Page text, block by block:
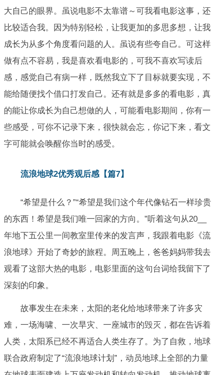
大自己的眼界。虽说电影不太靠谱～可我看电影这事，还
比较适合我。因为特别轻松，让我更加的多思多想，让我
成长为从多个角度看问题的人。虽说有些夸自己。可这样
做有点不容易，我是喜欢看电影的，可我不喜欢写读后
感，感觉自己有病一样，既然我立下了目标就要实现，不
能给随便找个借口打发自己。还有就是多多的看电影，真
的能让你成长为自己想做的人，可能看电影期间，你有一
些感受，可你不记录下来，很快就会忘，你记下来，看文
字可能就会唤醒你当时的感受。
流浪地球2优秀观后感【篇7】
“希望是什么？”“希望是我们这个年代像钻石一样珍贵
的东西！希望是我们唯一回家的方向。”听着这句从20__
年地下五公里一间教室里传来的发言声，我跟着电影《流
浪地球》开始了奇妙的旅程。周五晚上，爸爸妈妈带我去
观看了这部大热的电影，电影里面的这句台词给我留下了
深刻的印象。
故事发生在未来，太阳的老化给地球带来了许多灾
难，一场海啸、一次旱灾、一座城市的毁灭，都在告诉着
人类，太阳系已经不再适合人类生存了。为了自救，地球
联合政府制定了“流浪地球计划”，动员地球上全部的力量